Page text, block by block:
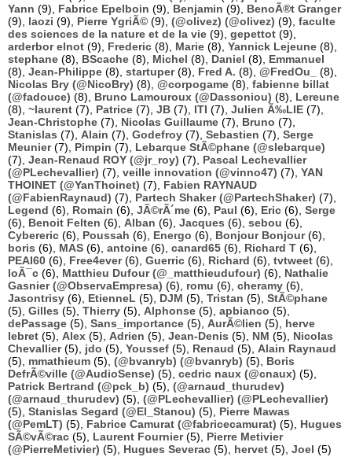
Yann (9), Fabrice Epelboin (9), Benjamin (9), BenoÃ®t Granger
(9), laozi (9), Pierre YgriÃ© (9), (@olivez) (@olivez) (9), faculte
des sciences de la nature et de la vie (9), gepettot (9),
arderbor elnot (9), Frederic (8), Marie (8), Yannick Lejeune (8),
stephane (8), BScache (8), Michel (8), Daniel (8), Emmanuel
(8), Jean-Philippe (8), startuper(8), Fred A. (8), @FredOu_
(8),
Nicolas Bry (@NicoBry) (8), @corpogame (8), fabienne billat
(@fadouce) (8), Bruno Lamouroux (@Dassoniou) (8), Lereune
(8), ~laurent (7), Patrice (7), JB (7), ITI (7), Julien Ã‰LIE (7),
Jean-Christophe (7), Nicolas Guillaume (7), Bruno (7),
Stanislas (7), Alain (7), Godefroy (7), Sebastien (7), Serge
Meunier(7), Pimpin (7), Lebarque StÃ©phane (@slebarque)
(7), Jean-Renaud ROY (@jr_roy) (7), Pascal Lechevallier
(@PLechevallier) (7), veille innovation (@vinno47) (7), YAN
THOINET (@YanThoinet) (7), Fabien RAYNAUD
(@FabienRaynaud) (7), Partech Shaker (@PartechShaker) (7),
Legend (6), Romain (6), JÃ©rÃ´me (6), Paul (6), Eric (6), Serge
(6), Benoit Felten (6), Alban (6), Jacques (6), sebou (6),
Cybereric (6), Poussah (6), Energo (6), Bonjour Bonjour(6),
boris (6), MAS (6), antoine (6), canard65 (6), Richard T (6),
PEAI60 (6), Free4ever(6), Guerric (6), Richard (6), tvtweet (6),
loÃ¯c (6), Matthieu Dufour (@_matthieudufour) (6), Nathalie
Gasnier (@ObservaEmpresa) (6), romu (6), cheramy (6),
Jasontrisy (6), EtienneL (5), DJM (5), Tristan (5), StÃ©phane
(5), Gilles (5), Thierry (5), Alphonse (5), apbianco (5),
dePassage (5), Sans_importance (5), AurÃ©lien (5), herve
lebret (5), Alex (5), Adrien (5), Jean-Denis (5), NM (5), Nicolas
Chevallier(5), jdo (5), Youssef (5), Renaud (5), Alain Raynaud
(5), mmathieum (5), (@bvanryb) (@bvanryb) (5), Boris
DefrÃ©ville (@AudioSense) (5), cedric naux (@cnaux) (5),
Patrick Bertrand (@pck_b) (5), (@arnaud_thurudev)
(@arnaud_thurudev) (5), (@PLechevallier) (@PLechevallier)
(5), Stanislas Segard (@El_Stanou) (5), Pierre Mawas
(@PemLT) (5), Fabrice Camurat (@fabricecamurat) (5), Hugues
SÃ©vÃ©rac (5), Laurent Fournier(5), Pierre Metivier
(@PierreMetivier) (5), Hugues Severac (5), hervet (5), Joel (5)